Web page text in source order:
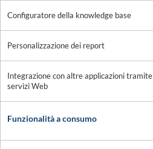
Configuratore della knowledge base
Personalizzazione dei report
Integrazione con altre applicazioni tramite
servizi Web
Funzionalità a consumo